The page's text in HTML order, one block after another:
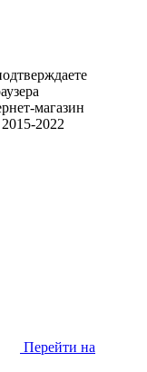
магазин
2022
Перейти на